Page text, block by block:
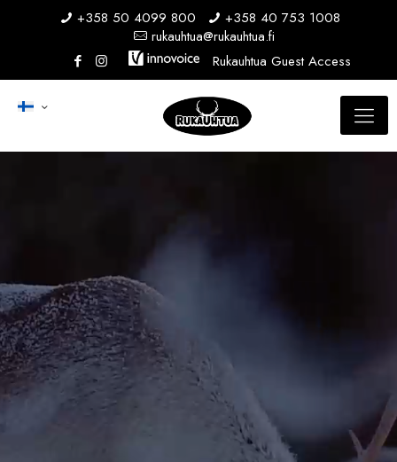
+358 50 4099 800
+358 40 753 1008
rukauhtua@rukauhtua.fi
Rukauhtua Guest Access